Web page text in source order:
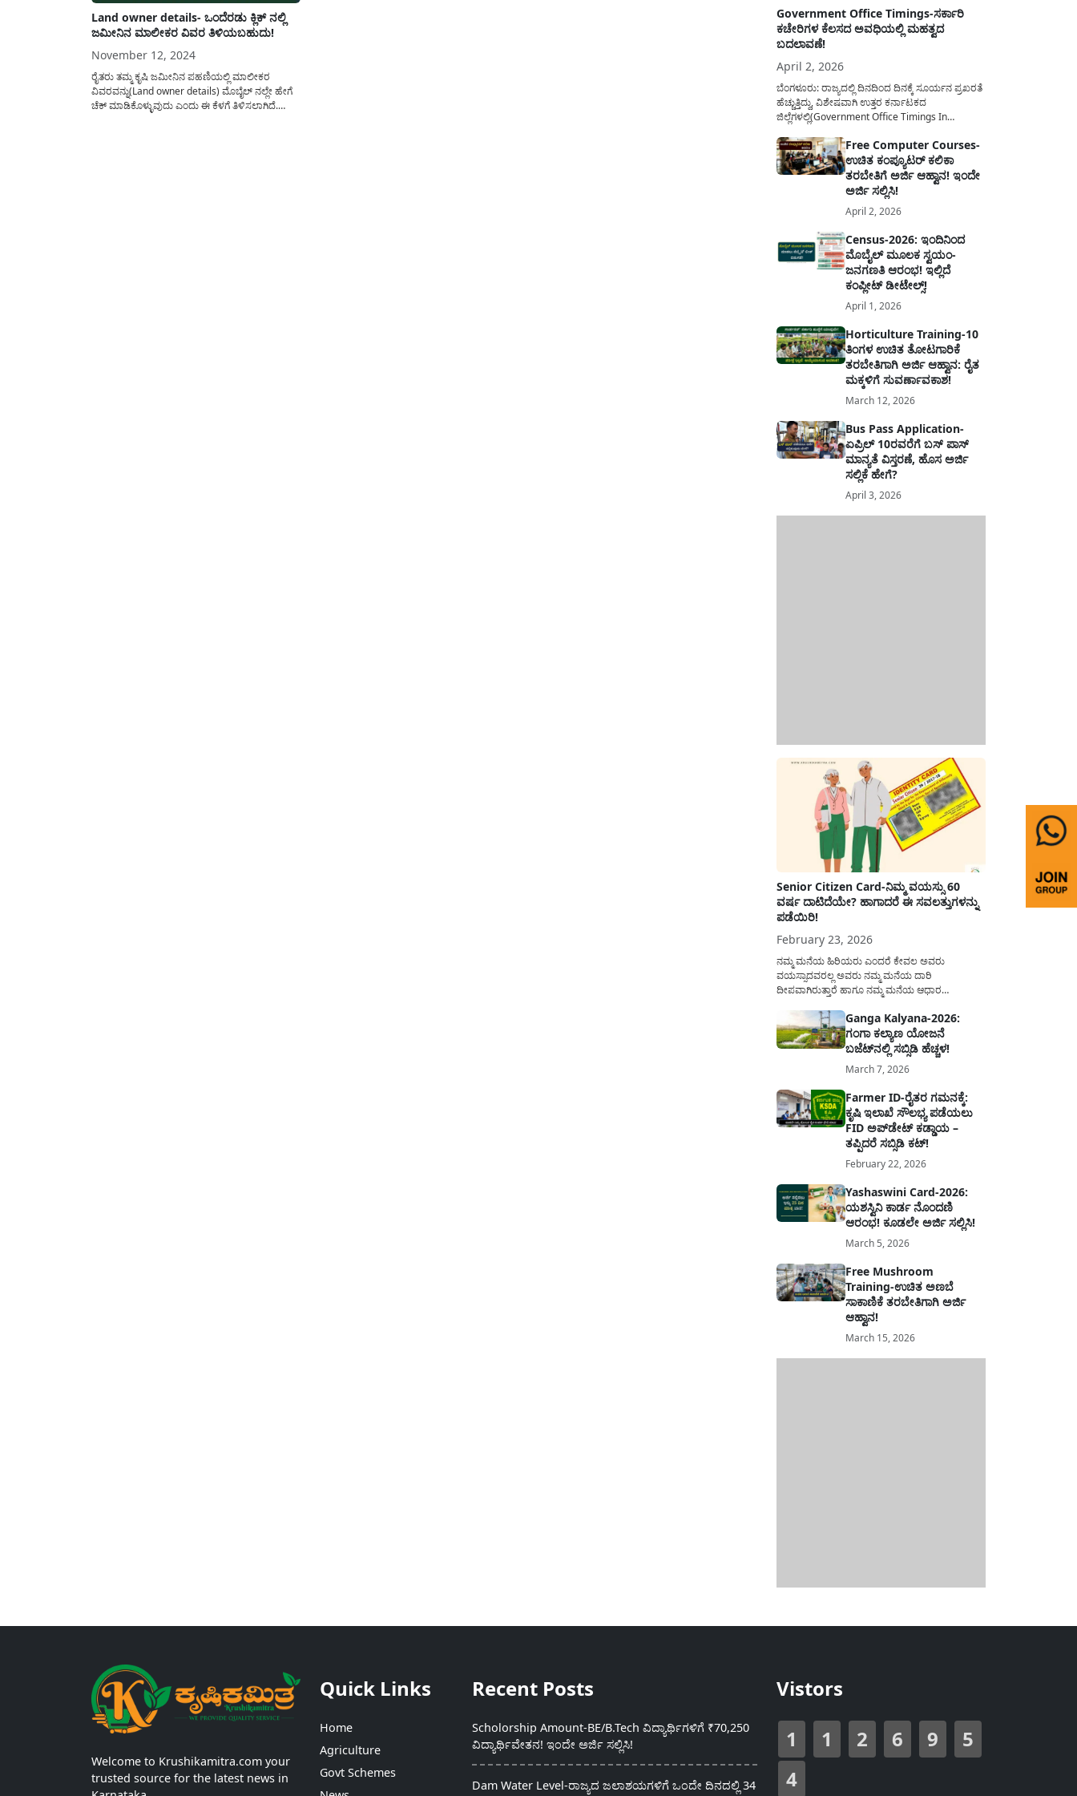
Land owner details- ಒಂದೆರಡು ಕ್ಲಿಕ್ ನಲ್ಲಿ
ಜಮೀನಿನ ಮಾಲೀಕರ ವಿವರ ತಿಳಿಯಬಹುದು!
November 12, 2024
ರೈತರು ತಮ್ಮ ಕೃಷಿ ಜಮೀನಿನ ಪಹಣಿಯಲ್ಲಿ ಮಾಲೀಕರ
ವಿವರವನ್ನು(Land owner details) ಮೊಬೈಲ್ ನಲ್ಲೇ ಹೇಗೆ
ಚೆಕ್ ಮಾಡಿಕೊಳ್ಳುವುದು ಎಂದು ಈ ಕೆಳಗೆ ತಿಳಿಸಲಾಗಿದೆ.
Government Office Timings-ಸರ್ಕಾರಿ
ಕಚೇರಿಗಳ ಕೆಲಸದ ಅವಧಿಯಲ್ಲಿ ಮಹತ್ವದ
ಬದಲಾವಣೆ!
April 2, 2026
ಬೆಂಗಳೂರು: ರಾಜ್ಯದಲ್ಲಿ ದಿನದಿಂದ ದಿನಕ್ಕೆ ಸೂರ್ಯನ ಪ್ರಖರತೆ
ಹೆಚ್ಚುತ್ತಿದ್ದು, ವಿಶೇಷವಾಗಿ ಉತ್ತರ ಕರ್ನಾಟಕದ
ಜಿಲ್ಲೆಗಳಲ್ಲಿ(Government Office Timings In
ಹಿನ್ನೆಲೆಯಲ್ಲಿ ಸರ್ಕಾರಿ ನೌಕರರ ಹಿತದೃಷ್ಟಿಯಿಂದ ಹಾಗೂ
ಸಾರ್ವಜನಿಕರ ಅನುಕೂಲಕ್ಕಾಗಿ ಕರ್ನಾಟಕ ಸರ್ಕಾರವು
ಮಹತ್ವದ ನಿರ್ಧಾರವೊಂದನ್ನು ಕೈಗೊಂಡಿದೆ. ಕಿತ್ತೂರು ಕರ್ನಾಟಕ
ಮತ್ತು ಕಲ್ಯಾಣ ಕರ್ನಾಟಕದ ಒಟ್ಟು 9 ಜಿಲ್ಲೆಗಳಲ್ಲಿ ಏಪ್ರಿಲ್...
Free Computer Courses-
ಉಚಿತ ಕಂಪ್ಯೂಟರ್ ಕಲಿಕಾ
ತರಬೇತಿಗೆ ಅರ್ಜಿ ಆಹ್ವಾನ! ಇಂದೇ
ಅರ್ಜಿ ಸಲ್ಲಿಸಿ!
April 2, 2026
Census-2026: ಇಂದಿನಿಂದ
ಮೊಬೈಲ್ ಮೂಲಕ ಸ್ವಯಂ-
ಜನಗಣತಿ ಆರಂಭ! ಇಲ್ಲಿದೆ
ಕಂಪ್ಲೀಟ್ ಡೀಟೇಲ್ಸ್!
April 1, 2026
Horticulture Training-10
ತಿಂಗಳ ಉಚಿತ ತೋಟಗಾರಿಕೆ
ತರಬೇತಿಗಾಗಿ ಅರ್ಜಿ ಆಹ್ವಾನ: ರೈತ
ಮಕ್ಕಳಿಗೆ ಸುವರ್ಣಾವಕಾಶ!
March 12, 2026
Bus Pass Application-
ಏಪ್ರಿಲ್ 10ರವರೆಗೆ ಬಸ್ ಪಾಸ್
ಮಾನ್ಯತೆ ವಿಸ್ತರಣೆ, ಹೊಸ ಅರ್ಜಿ
ಸಲ್ಲಿಕೆ ಹೇಗೆ?
April 3, 2026
Senior Citizen Card-ನಿಮ್ಮ ವಯಸ್ಸು 60
ವರ್ಷ ದಾಟಿದೆಯೇ? ಹಾಗಾದರೆ ಈ ಸವಲತ್ತುಗಳನ್ನು
ಪಡೆಯಿರಿ!
February 23, 2026
ನಮ್ಮ ಮನೆಯ ಹಿರಿಯರು ಎಂದರೆ ಕೇವಲ ಅವರು
ವಯಸ್ಸಾದವರಲ್ಲ ಅವರು ನಮ್ಮ ಮನೆಯ ದಾರಿ
ದೀಪವಾಗಿರುತ್ತಾರೆ ಹಾಗೂ ನಮ್ಮ ಮನೆಯ ಆಧಾರ
ಸಮಾಜಕ್ಕಾಗಿ ದುಡಿತಿರುತ್ತಾರೆ ಹಾಗೆಯೇ ಅವರು ತಮ್ಮ 60
ವರ್ಷಗಳ ನಂತರದ ಜೀವನವನ್ನು ನೆಮ್ಮದಿಯಿಂದ
ಕಳೆಯಬೇಕೆಂಬುದು ಪ್ರತಿಯೊಬ್ಬರ ಕನಸಾಗಿರುತ್ತದೆ ಆದ್ದರಿಂದ
ಸರ್ಕಾರವು ಹಿರಿಯ ನಾಗರಿಕರ ಗುರುತಿನ ಚೀಟಿ...
Ganga Kalyana-2026:
ಗಂಗಾ ಕಲ್ಯಾಣ ಯೋಜನೆ
ಬಜೆಟ್‌ನಲ್ಲಿ ಸಬ್ಸಿಡಿ ಹೆಚ್ಚಳ!
March 7, 2026
Farmer ID-ರೈತರ ಗಮನಕ್ಕೆ:
ಕೃಷಿ ಇಲಾಖೆ ಸೌಲಭ್ಯ ಪಡೆಯಲು
FID ಅಪ್‌ಡೇಟ್ ಕಡ್ಡಾಯ –
ತಪ್ಪಿದರೆ ಸಬ್ಸಿಡಿ ಕಟ್!
February 22, 2026
Yashaswini Card-2026:
ಯಶಸ್ವಿನಿ ಕಾರ್ಡ ನೊಂದಣಿ
ಆರಂಭ! ಕೂಡಲೇ ಅರ್ಜಿ ಸಲ್ಲಿಸಿ!
March 5, 2026
Free Mushroom
Training-ಉಚಿತ ಅಣಬೆ
ಸಾಕಾಣಿಕೆ ತರಬೇತಿಗಾಗಿ ಅರ್ಜಿ
ಆಹ್ವಾನ!
March 15, 2026
Welcome to Krushikamitra.com your
trusted source for the latest news in
Quick Links
Home
Agriculture
Govt Schemes
Recent Posts
Scholorship Amount-BE/B.Tech ವಿದ್ಯಾರ್ಥಿಗಳಿಗೆ ₹70,250
ವಿದ್ಯಾರ್ಥಿವೇತನ! ಇಂದೇ ಅರ್ಜಿ ಸಲ್ಲಿಸಿ!
Dam Water Level-ರಾಜ್ಯದ ಜಲಾಶಯಗಳಿಗೆ ಒಂದೇ ದಿನದಲ್ಲಿ 34
Vistors
1
1 2 6 9
5
4